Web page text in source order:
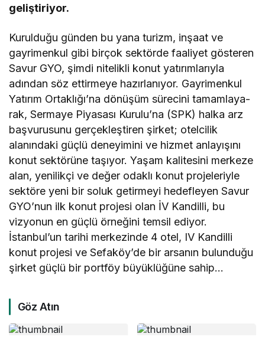
geliştiriyor.
Kurulduğu günden bu yana turizm, inşaat ve
gayrimenkul gibi birçok sektörde faaliyet gösteren
Savur GYO, şimdi nitelikli konut yatırımlarıyla
adından söz ettirmeye hazırlanıyor. Gayrimenkul
Yatırım Ortaklığı’na dönüşüm sürecini tamamlaya­
rak, Sermaye Piyasası Kuru­lu’na (SPK) halka arz
başvu­rusunu gerçekleştiren şirket; otelcilik
alanındaki güçlü deneyimini ve hizmet anlayışını
konut sektörüne taşıyor. Yaşam kalitesini merkeze
alan, yenilikçi ve değer odaklı konut projeleriyle
sektöre yeni bir soluk getirmeyi hedefleyen Savur
GYO’nun ilk konut projesi olan İV Kandilli, bu
vizyonun en güçlü örneğini temsil ediyor.
İstanbul’un tarihi merkezinde 4 otel, IV Kandil­li
konut projesi ve Sefaköy’de bir arsanın bulunduğu
şirke­t güçlü bir portföy büyüklüğüne sahip…
Göz Atın